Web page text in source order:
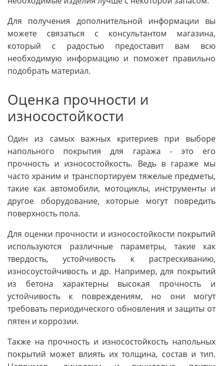
Для получения дополнительной информации вы
можете связаться с консультантом магазина,
который с радостью предоставит вам всю
необходимую информацию и поможет правильно
подобрать материал.
Оценка прочности и
износостойкости
Один из самых важных критериев при выборе
напольного покрытия для гаража - это его
прочность и износостойкость. Ведь в гараже мы
часто храним и транспортируем тяжелые предметы,
такие как автомобили, мотоциклы, инструменты и
другое оборудование, которые могут повредить
поверхность пола.
Для оценки прочности и износостойкости покрытий
используются различные параметры, такие как
твердость, устойчивость к растрескиванию,
износоустойчивость и др. Например, для покрытий
из бетона характерны высокая прочность и
устойчивость к повреждениям, но они могут
требовать периодического обновления и защиты от
пятен и коррозии.
Также на прочность и износостойкость напольных
покрытий может влиять их толщина, состав и тип.